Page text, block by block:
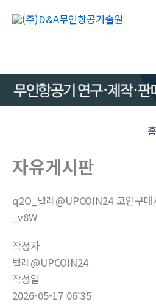
건
뛰
홈
자유게시판
q2O_텔레@UPCOIN24 코인구매
_v8W
작성자
텔레@UPCOIN24
작성일
2026-05-17 06:35